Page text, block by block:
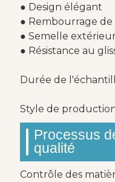
● Design élégant
● Rembourrage
● Semelle
● Résistance au
Durée de
Style de
Processus
qualité
Contrôle des